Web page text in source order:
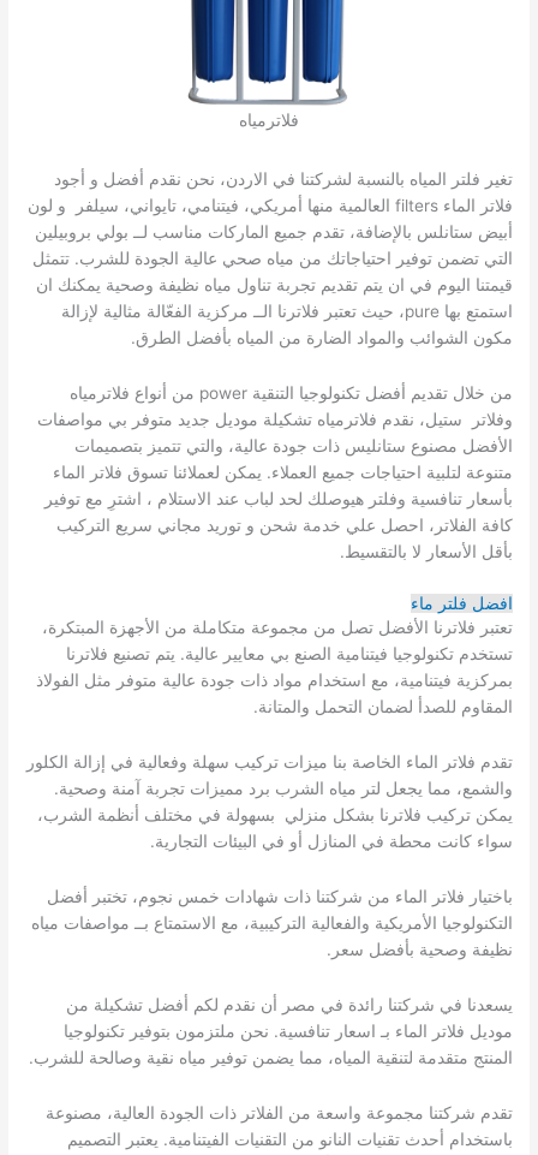
فلاترمياه
تغير فلتر المياه بالنسبة لشركتنا في الاردن، نحن نقدم أفضل و أجود
فلاتر الماء filters العالمية منها أمريكي، فيتنامي، تايواني، سيلفر و لون
أبيض ستانلس بالإضافة، تقدم جميع الماركات مناسب لــ بولي بروبيلين
التي تضمن توفير احتياجاتك من مياه صحي عالية الجودة للشرب. تتمثل
قيمتنا اليوم في ان يتم تقديم تجربة تناول مياه نظيفة وصحية يمكنك ان
استمتع بها pure، حيث تعتبر فلاترنا الــ مركزية الفعّالة مثالية لإزالة
مكون الشوائب والمواد الضارة من المياه بأفضل الطرق.
من خلال تقديم أفضل تكنولوجيا التنقية power من أنواع فلاترمياه
وفلاتر ستيل، نقدم فلاترمياه تشكيلة موديل جديد متوفر بي مواصفات
الأفضل مصنوع ستانليس ذات جودة عالية، والتي تتميز بتصميمات
متنوعة لتلبية احتياجات جميع العملاء. يمكن لعملائنا تسوق فلاتر الماء
بأسعار تنافسية وفلتر هيوصلك لحد لباب عند الاستلام ، اشترِ مع توفير
كافة الفلاتر، احصل علي خدمة شحن و توريد مجاني سريع التركيب
بأقل الأسعار لا بالتقسيط.
افضل فلتر ماء
تعتبر فلاترنا الأفضل تصل من مجموعة متكاملة من الأجهزة المبتكرة،
تستخدم تكنولوجيا فيتنامية الصنع بي معايير عالية. يتم تصنيع فلاترنا
بمركزية فيتنامية، مع استخدام مواد ذات جودة عالية متوفر مثل الفولاذ
المقاوم للصدأ لضمان التحمل والمتانة.
تقدم فلاتر الماء الخاصة بنا ميزات تركيب سهلة وفعالية في إزالة الكلور
والشمع، مما يجعل لتر مياه الشرب برد مميزات تجربة آمنة وصحية.
يمكن تركيب فلاترنا بشكل منزلي بسهولة في مختلف أنظمة الشرب،
سواء كانت محطة في المنازل أو في البيئات التجارية.
باختيار فلاتر الماء من شركتنا ذات شهادات خمس نجوم، تختبر أفضل
التكنولوجيا الأمريكية والفعالية التركيبية، مع الاستمتاع بــ مواصفات مياه
نظيفة وصحية بأفضل سعر.
يسعدنا في شركتنا رائدة في مصر أن نقدم لكم أفضل تشكيلة من
موديل فلاتر الماء بـ اسعار تنافسية. نحن ملتزمون بتوفير تكنولوجيا
المنتج متقدمة لتنقية المياه، مما يضمن توفير مياه نقية وصالحة للشرب.
تقدم شركتنا مجموعة واسعة من الفلاتر ذات الجودة العالية، مصنوعة
باستخدام أحدث تقنيات النانو من التقنيات الفيتنامية. يعتبر التصميم